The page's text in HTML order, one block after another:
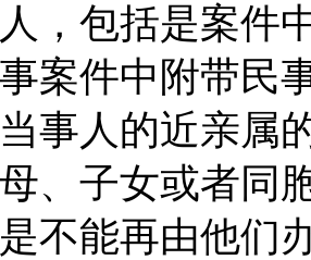
，包括是案件
案件中附带民
事人的近亲属
、子女或者同
不能再由他们